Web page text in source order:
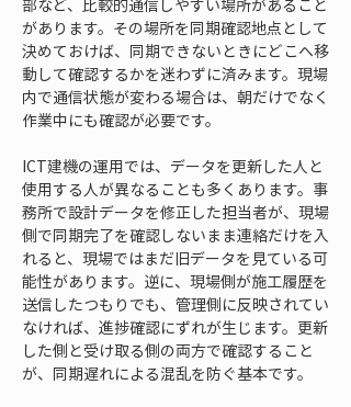
部など、比較的通信しやすい場所があること
があります。その場所を同期確認地点として
決めておけば、同期できないときにどこへ移
動して確認するかを迷わずに済みます。現場
内で通信状態が変わる場合は、朝だけでなく
作業中にも確認が必要です。
ICT建機の運用では、データを更新した人と
使用する人が異なることも多くあります。事
務所で設計データを修正した担当者が、現場
側で同期完了を確認しないまま連絡だけを入
れると、現場ではまだ旧データを見ている可
能性があります。逆に、現場側が施工履歴を
送信したつもりでも、管理側に反映されてい
なければ、進捗確認にずれが生じます。更新
した側と受け取る側の両方で確認すること
が、同期遅れによる混乱を防ぐ基本です。